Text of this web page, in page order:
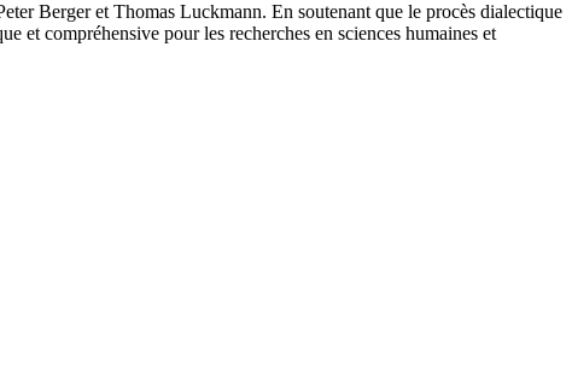
Berger et Thomas Luckmann. En soutenant que le procès dialectique
et compréhensive pour les recherches en sciences humaines et